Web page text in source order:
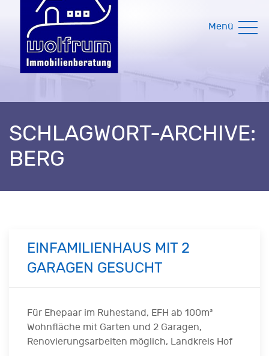
Menü
SCHLAGWORT-ARCHIVE:
BERG
EINFAMILIENHAUS MIT 2
GARAGEN GESUCHT
Für Ehepaar im Ruhestand, EFH ab 100m²
Wohnfläche mit Garten und 2 Garagen,
Renovierungsarbeiten möglich, Landkreis Hof